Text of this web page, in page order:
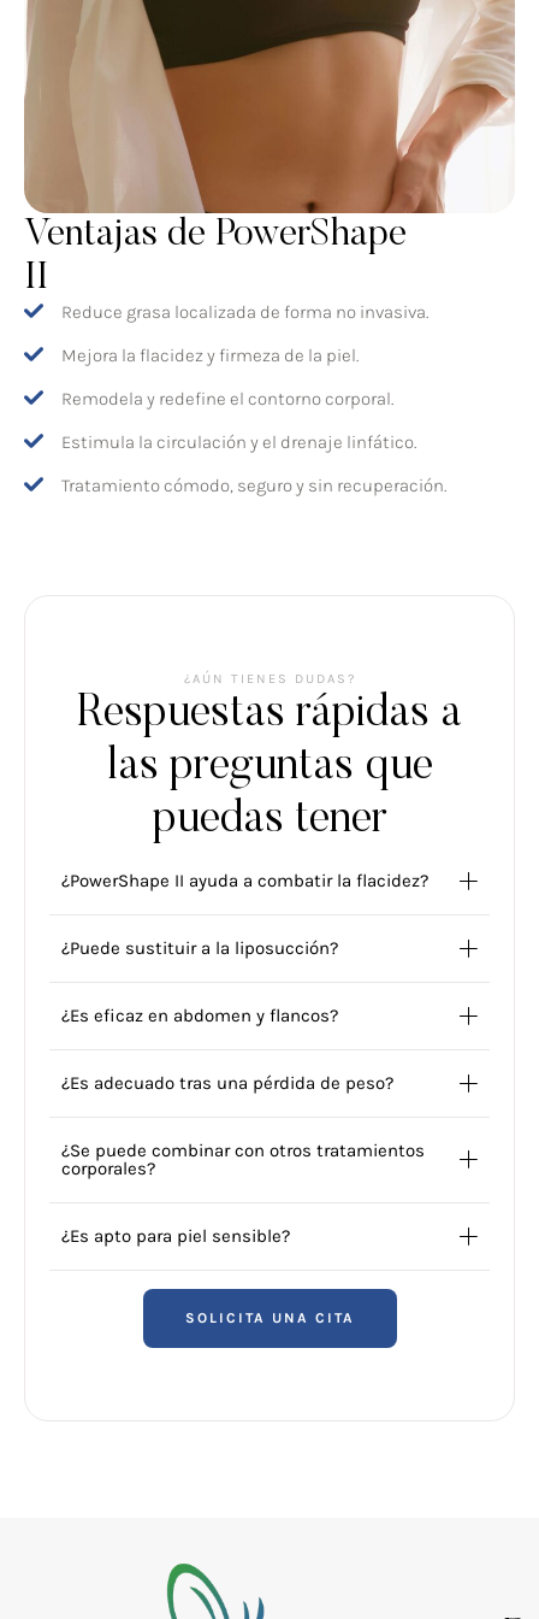
Ventajas de PowerShape
II
Reduce grasa localizada de forma no invasiva.
Mejora la flacidez y firmeza de la piel.
Remodela y redefine el contorno corporal.
Estimula la circulación y el drenaje linfático.
Tratamiento cómodo, seguro y sin recuperación.
¿AÚN TIENES DUDAS?
Respuestas rápidas a
las preguntas que
puedas tener
¿PowerShape II ayuda a combatir la flacidez?
¿Puede sustituir a la liposucción?
¿Es eficaz en abdomen y flancos?
¿Es adecuado tras una pérdida de peso?
¿Se puede combinar con otros tratamientos
corporales?
¿Es apto para piel sensible?
SOLICITA UNA CITA